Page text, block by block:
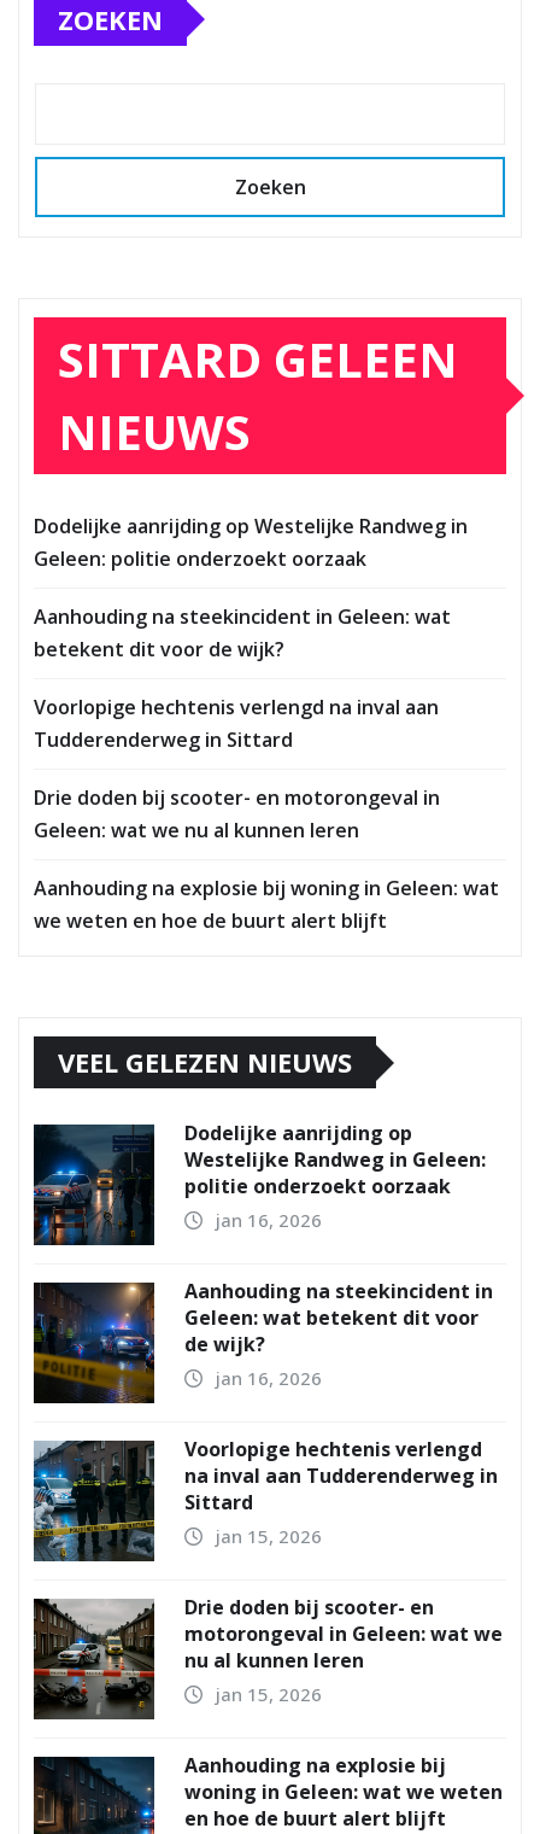
ZOEKEN
Zoeken
SITTARD GELEEN
NIEUWS
Dodelijke aanrijding op Westelijke Randweg in
Geleen: politie onderzoekt oorzaak
Aanhouding na steekincident in Geleen: wat
betekent dit voor de wijk?
Voorlopige hechtenis verlengd na inval aan
Tudderenderweg in Sittard
Drie doden bij scooter- en motorongeval in
Geleen: wat we nu al kunnen leren
Aanhouding na explosie bij woning in Geleen: wat
we weten en hoe de buurt alert blijft
VEEL GELEZEN NIEUWS
Dodelijke aanrijding op
Westelijke Randweg in Geleen:
politie onderzoekt oorzaak
jan 16, 2026
Aanhouding na steekincident in
Geleen: wat betekent dit voor
de wijk?
jan 16, 2026
Voorlopige hechtenis verlengd
na inval aan Tudderenderweg in
Sittard
jan 15, 2026
Drie doden bij scooter- en
motorongeval in Geleen: wat we
nu al kunnen leren
jan 15, 2026
Aanhouding na explosie bij
woning in Geleen: wat we weten
en hoe de buurt alert blijft